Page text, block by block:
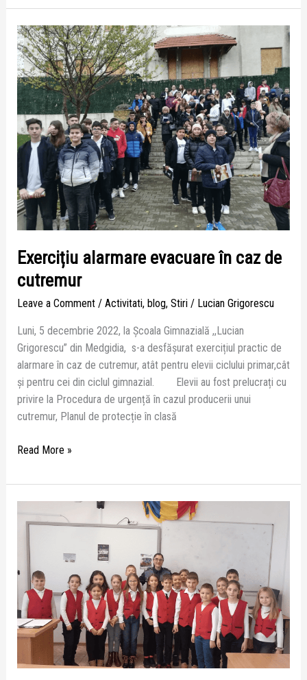
Exercițiu alarmare evacuare în caz de
cutremur
Leave a Comment / Activitati, blog, Stiri/ Lucian Grigorescu
Luni, 5 decembrie 2022, la Școala Gimnazială ,,Lucian
Grigorescu” din Medgidia, s-a desfășurat exercițiul practic de
alarmare în caz de cutremur, atât pentru elevii ciclului primar,cât
și pentru cei din ciclul gimnazial. Elevii au fost prelucrați cu
privire la Procedura de urgență în cazul producerii unui
cutremur, Planul de protecție în clasă
Exercițiu
alarmare
evacuare
în
caz
de
cutremur
Read More »
PETARDELE
JOCI!